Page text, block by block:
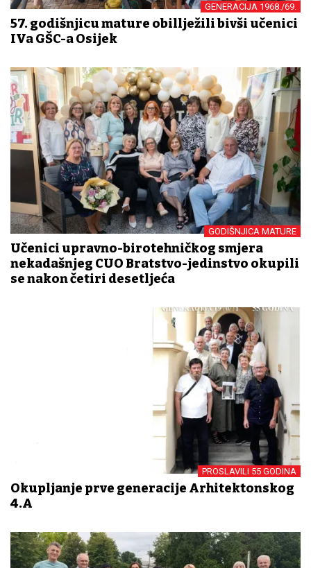
GENERACIJA 1968./69.
57. godišnjicu mature obillježili bivši učenici
IVa GŠC-a Osijek
GODIŠNJICA MATURE
Učenici upravno-birotehničkog smjera
nekadašnjeg CUO Bratstvo-jedinstvo okupili
se nakon četiri desetljeća
PROSLAVILI 55 GODINA
Okupljanje prve generacije Arhitektonskog
4.A